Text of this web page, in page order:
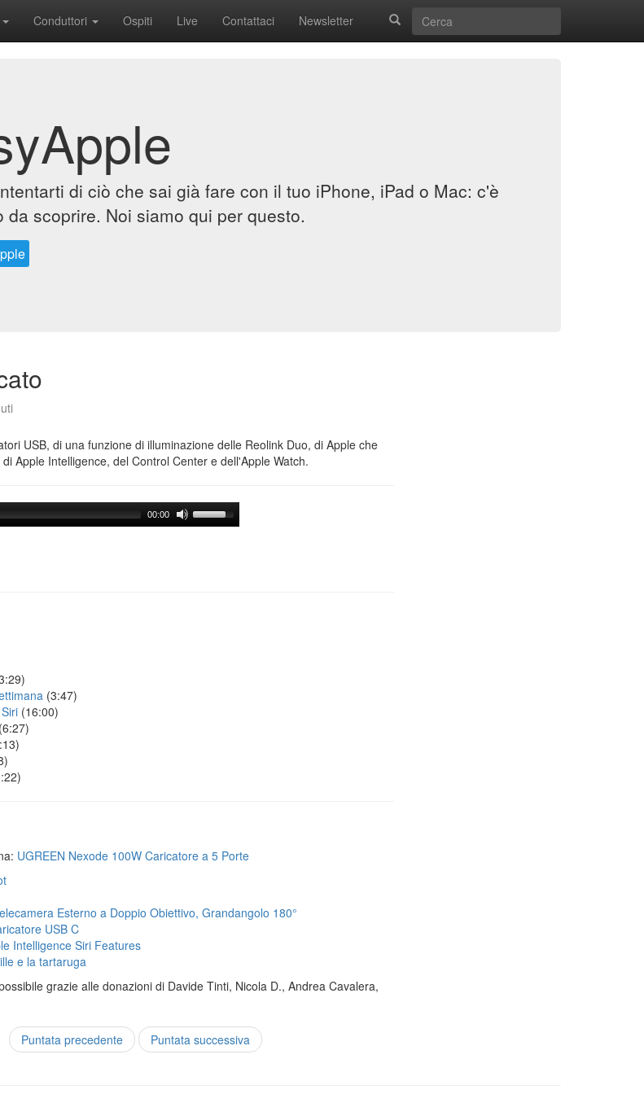
Conduttori Ospiti Live Contattaci Newsletter
di ciò che sai già fare con il tuo iPhone, iPad o Mac: c'è
da scoprire. Noi siamo qui per questo.
USB, di una funzione di illuminazione delle Reolink Duo, di Apple che
Apple Intelligence, del Control Center e dell'Apple Watch.
00:00
(3:47)
(16:00)
(6:27)
UGREEN Nexode 100W Caricatore a 5 Porte
Esterno a Doppio Obiettivo, Grandangolo 180°
USB C
Intelligence Siri Features
e la tartaruga
grazie alle donazioni di Davide Tinti, Nicola D., Andrea Cavalera,
Puntata precedente Puntata successiva